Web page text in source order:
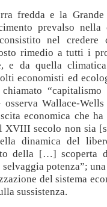
fredda e la Grande
prevalso
nel credere
rimedio a tutti i
e da quella
economisti ed
“capitalismo
Wallace-
economica che
XVIII secolo non sia
dinamica del
della […] scoperta
potenza”; una
del sistema
sussistenza.